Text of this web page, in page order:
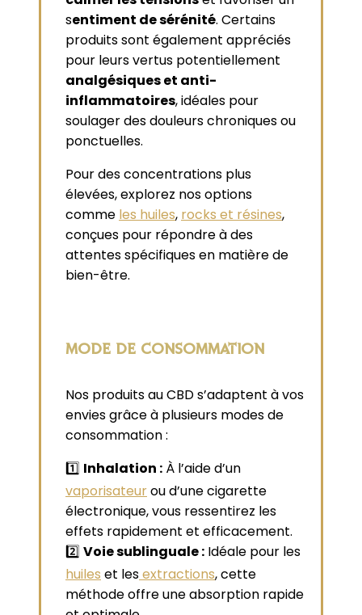
sentiment de sérénité. Certains
produits sont également appréciés
pour leurs vertus potentiellement
analgésiques et anti-
inflammatoires, idéales pour
soulager des douleurs chroniques ou
ponctuelles.
Pour des concentrations plus
élevées, explorez nos options
comme les huiles, rocks et résines,
conçues pour répondre à des
attentes spécifiques en matière de
bien-être.
MODE DE CONSOMMATION
Nos produits au CBD s’adaptent à vos
envies grâce à plusieurs modes de
consommation :
1️⃣ Inhalation : À l’aide d’un
vaporisateurou d’une cigarette
électronique, vous ressentirez les
effets rapidement et efficacement.
2️⃣ Voie sublinguale : Idéale pour les
huiles et lesextractions, cette
méthode offre une absorption rapide